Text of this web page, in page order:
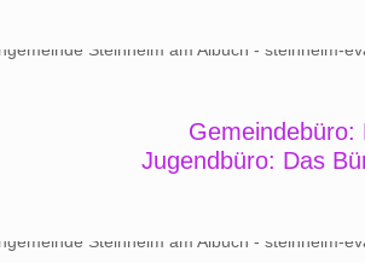
Gemeindebüro:
Jugendbüro: Das